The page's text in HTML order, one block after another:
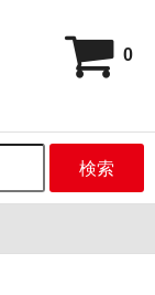
0
検索